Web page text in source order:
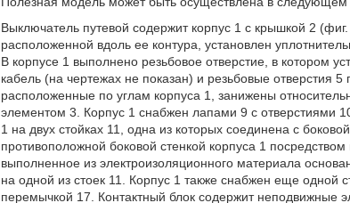
Выключатель путевой содержит корпус 1 с крышкой 2
расположенной вдоль ее контура, установлен
В корпусе 1 выполнено резьбовое отверстие, в котором
кабель (на чертежах не показан) и резьбовые отверстия
расположенные по углам корпуса 1, занижены
элементом 3. Корпус 1 снабжен лапами 9 с отверстиями
1 на двух стойках 11, одна из которых соединена с
противоположной боковой стенкой корпуса 1
выполненное из электроизоляционного материала
на одной из стоек 11. Корпус 1 также снабжен еще одной
перемычкой 17. Контактный блок содержит неподвижные